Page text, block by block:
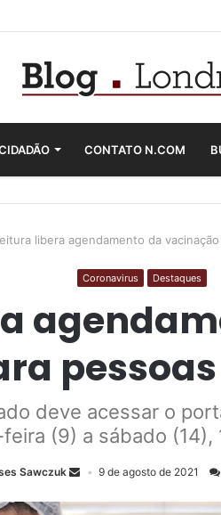
CONTATO N.COM
libera agendamento da
Coronavirus Destaques
pessoas
deve acessar o
(9) a sábado
Sawczuk 9 de agosto de 2021